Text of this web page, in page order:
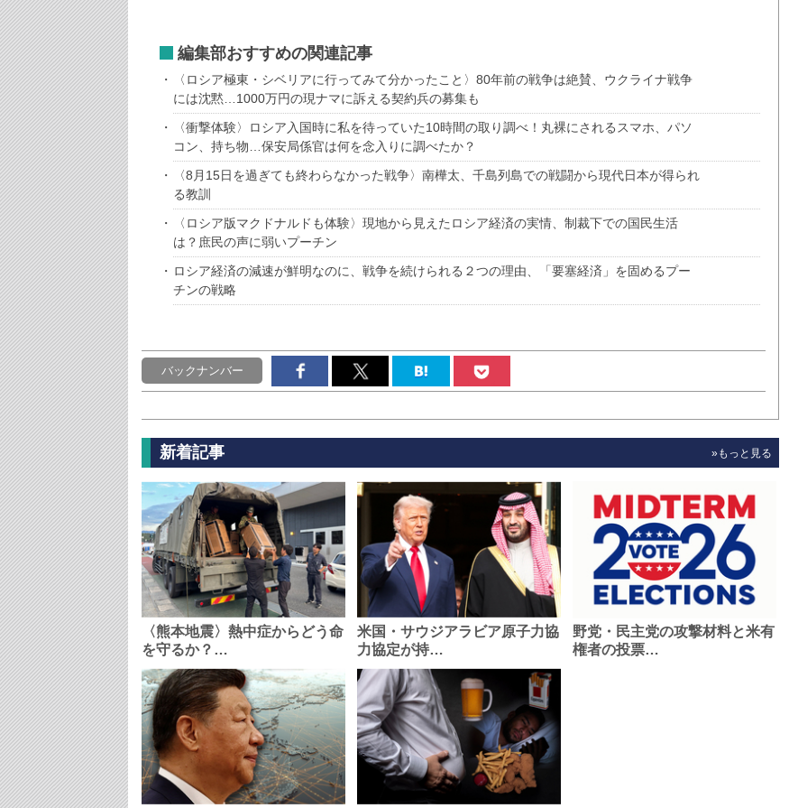
編集部おすすめの関連記事
〈ロシア極東・シベリアに行ってみて分かったこと〉80年前の戦争は絶賛、ウクライナ戦争
には沈黙…1000万円の現ナマに訴える契約兵の募集も
〈衝撃体験〉ロシア入国時に私を待っていた10時間の取り調べ！丸裸にされるスマホ、パソ
コン、持ち物…保安局係官は何を念入りに調べたか？
〈8月15日を過ぎても終わらなかった戦争〉南樺太、千島列島での戦闘から現代日本が得られ
る教訓
〈ロシア版マクドナルドも体験〉現地から見えたロシア経済の実情、制裁下での国民生活
は？庶民の声に弱いプーチン
ロシア経済の減速が鮮明なのに、戦争を続けられる２つの理由、「要塞経済」を固めるプー
チンの戦略
バックナンバー
新着記事 »もっと見る
〈熊本地震〉熱中症からどう命
を守るか？…
米国・サウジアラビア原子力協
力協定が持…
野党・民主党の攻撃材料と米有
権者の投票…